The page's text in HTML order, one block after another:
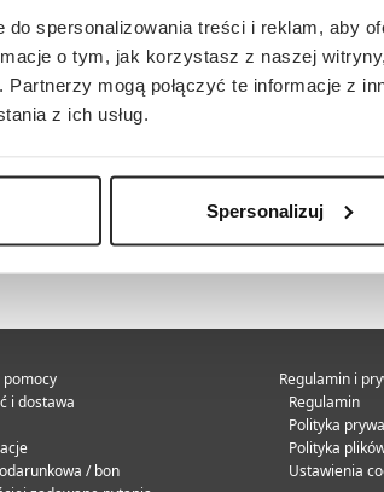
spersonalizowania treści i reklam, aby
o tym, jak korzystasz z naszej
mogą połączyć te informacje z
z ich usług.
Spersonalizuj
i dostawa
/ bon
Regulamin i
Regulamin
Polityka
Polityka
Ustawienia